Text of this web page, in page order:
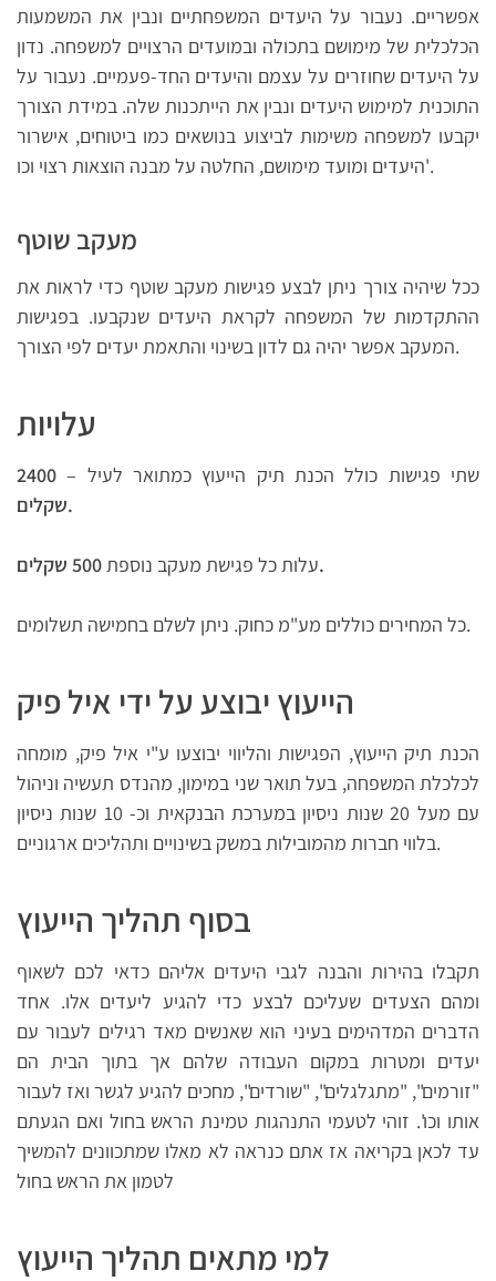
אפשריים. נעבור על היעדים המשפחתיים ונבין את המשמעות
הכלכלית של מימושם בתכולה ובמועדים הרצויים למשפחה. נדון
על היעדים שחוזרים על עצמם והיעדים החד-פעמיים. נעבור על
התוכנית למימוש היעדים ונבין את הייתכנות שלה. במידת הצורך
יקבעו למשפחה משימות לביצוע בנושאים כמו ביטוחים, אישרור
היעדים ומועד מימושם, החלטה על מבנה הוצאות רצוי וכו'.
מעקב שוטף
ככל שיהיה צורך ניתן לבצע פגישות מעקב שוטף כדי לראות את
ההתקדמות של המשפחה לקראת היעדים שנקבעו. בפגישות
המעקב אפשר יהיה גם לדון בשינוי והתאמת יעדים לפי הצורך.
עלויות
שתי פגישות כולל הכנת תיק הייעוץ כמתואר לעיל – 2400
שקלים.
עלות כל פגישת מעקב נוספת500 שקלים.
כל המחירים כוללים מע"מ כחוק. ניתן לשלם בחמישה תשלומים.
הייעוץ יבוצע על ידי איל פיק
הכנת תיק הייעוץ, הפגישות והליווי יבוצעו ע"י איל פיק, מומחה
לכלכלת המשפחה, בעל תואר שני במימון, מהנדס תעשיה וניהול
עם מעל 20 שנות ניסיון במערכת הבנקאית וכ- 10 שנות ניסיון
בלווי חברות מהמובילות במשק בשינויים ותהליכים ארגוניים.
בסוף תהליך הייעוץ
תקבלו בהירות והבנה לגבי היעדים אליהם כדאי לכם לשאוף
ומהם הצעדים שעליכם לבצע כדי להגיע ליעדים אלו. אחד
הדברים המדהימים בעיני הוא שאנשים מאד רגילים לעבור עם
יעדים ומטרות במקום העבודה שלהם אך בתוך הבית הם
"זורמים", "מתגלגלים", "שורדים", מחכים להגיע לגשר ואז לעבור
אותו וכו'. זוהי לטעמי התנהגות טמינת הראש בחול ואם הגעתם
עד לכאן בקריאה אז אתם כנראה לא מאלו שמתכוונים להמשיך
לטמון את הראש בחול
למי מתאים תהליך הייעוץ